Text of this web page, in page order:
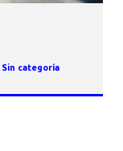
Sin categoría